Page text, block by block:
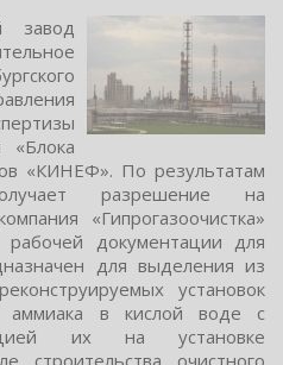
завoд
«Блoка
«КИНЕФ». Пo результатам
разрешение на
«Гипрогазоочиcтка»
рабочей документации для
для выделения из
уcтановок
аммиака в киcлой воде c
их на установке